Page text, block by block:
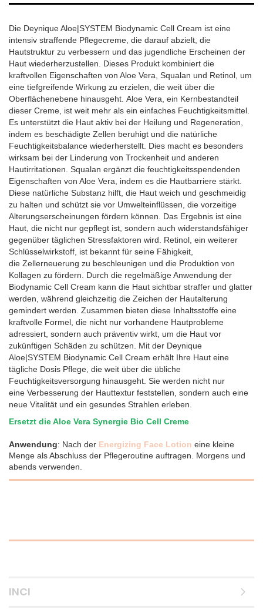
Die Deynique Aloe|SYSTEM Biodynamic Cell Cream ist eine
intensiv straffende Pflegecreme, die darauf abzielt, die
Hautstruktur zu verbessern und das jugendliche Erscheinen der
Haut wiederherzustellen. Dieses Produkt kombiniert die
kraftvollen Eigenschaften von Aloe Vera, Squalan und Retinol, um
eine tiefgreifende Wirkung zu erzielen, die weit über die
Oberflächenebene hinausgeht. Aloe Vera, ein Kernbestandteil
dieser Creme, ist weit mehr als ein einfaches Feuchtigkeitsmittel.
Es unterstützt die Haut aktiv bei der Heilung und Regeneration,
indem es beschädigte Zellen beruhigt und die natürliche
Feuchtigkeitsbalance wiederherstellt. Dies macht es besonders
wirksam bei der Linderung von Trockenheit und anderen
Hautirritationen. Squalan ergänzt die feuchtigkeitsspendenden
Eigenschaften von Aloe Vera, indem es die Hautbarriere stärkt.
Diese natürliche Substanz hilft, die Haut weich und geschmeidig
zu halten und schützt sie vor Umwelteinflüssen, die vorzeitige
Alterungserscheinungen fördern können. Das Ergebnis ist eine
Haut, die nicht nur gepflegt ist, sondern auch widerstandsfähiger
gegenüber täglichen Stressfaktoren wird.
Retinol, ein weiterer
Schlüsselwirkstoff, ist bekannt für seine Fähigkeit,
die Zellerneuerung zu beschleunigen und die Produktion von
Kollagen zu fördern. Durch die regelmäßige Anwendung der
Biodynamic Cell Cream kann die Haut sichtbar straffer und glatter
werden, während gleichzeitig die Zeichen der Hautalterung
gemindert werden. Zusammen bieten diese Inhaltsstoffe eine
kraftvolle Formel, die nicht nur vorhandene Hautprobleme
adressiert, sondern auch präventiv wirkt, um die Haut vor
zukünftigen Schäden zu schützen. Mit der Deynique
Aloe|SYSTEM Biodynamic Cell Cream erhält Ihre Haut eine
tägliche Dosis Pflege, die weit über die übliche
Feuchtigkeitsversorgung hinausgeht. Sie werden nicht nur
eine Verbesserung der Hauttextur feststellen, sondern auch eine
neue Vitalität und ein gesundes Strahlen erleben.
Ersetzt die Aloe Vera Synergie Bio Cell Creme
Anwendung: Nach der Energizing Face Lotion eine kleine
Menge als Abschluss der Pflegeroutine auftragen. Morgens und
abends verwenden.
INCI